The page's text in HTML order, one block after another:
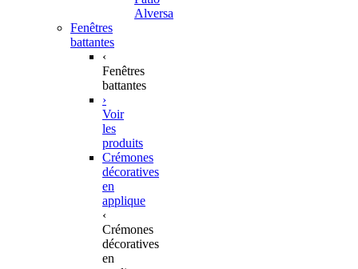
Alversa
Fenêtres
battantes
‹
Fenêtres
battantes
›
Voir
les
produits
Crémones
décoratives
en
applique
‹
Crémones
décoratives
en